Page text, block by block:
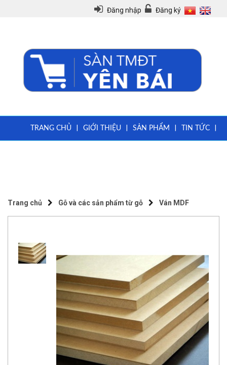
Đăng nhập Đăng ký
TRANG CHỦ GIỚI THIỆU SẢN PHẨM TIN TỨC
Trang chủ Gỗ và các sản phẩm từ gỗ Ván MDF